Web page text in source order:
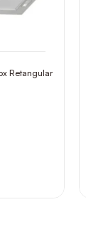
Retangular